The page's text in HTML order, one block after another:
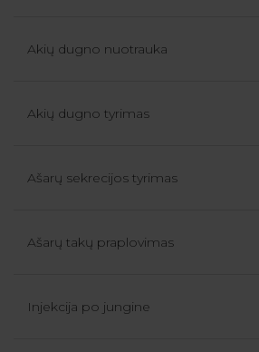
Akių dugno nuotrauka
Akių dugno tyrimas
Ašarų sekrecijos tyrimas
Ašarų takų praplovimas
Injekcija po jungine